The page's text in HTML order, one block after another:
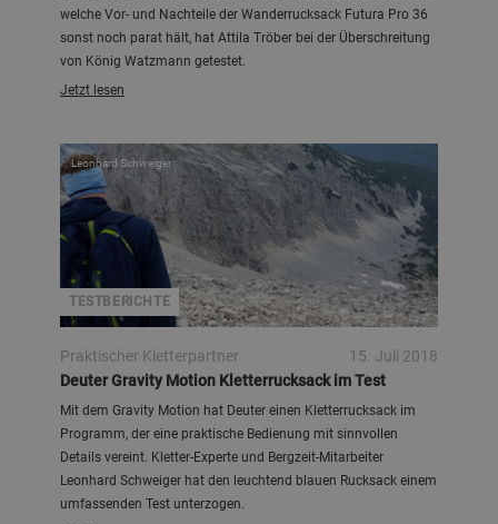
welche Vor- und Nachteile der Wanderrucksack Futura Pro 36
sonst noch parat hält, hat Attila Tröber bei der Überschreitung
von König Watzmann getestet.
Jetzt lesen
TESTBERICHTE
Leonhard Schweiger
Praktischer Kletterpartner
15. Juli 2018
Deuter Gravity Motion Kletterrucksack im Test
Mit dem Gravity Motion hat Deuter einen Kletterrucksack im
Programm, der eine praktische Bedienung mit sinnvollen
Details vereint. Kletter-Experte und Bergzeit-Mitarbeiter
Leonhard Schweiger hat den leuchtend blauen Rucksack einem
umfassenden Test unterzogen.